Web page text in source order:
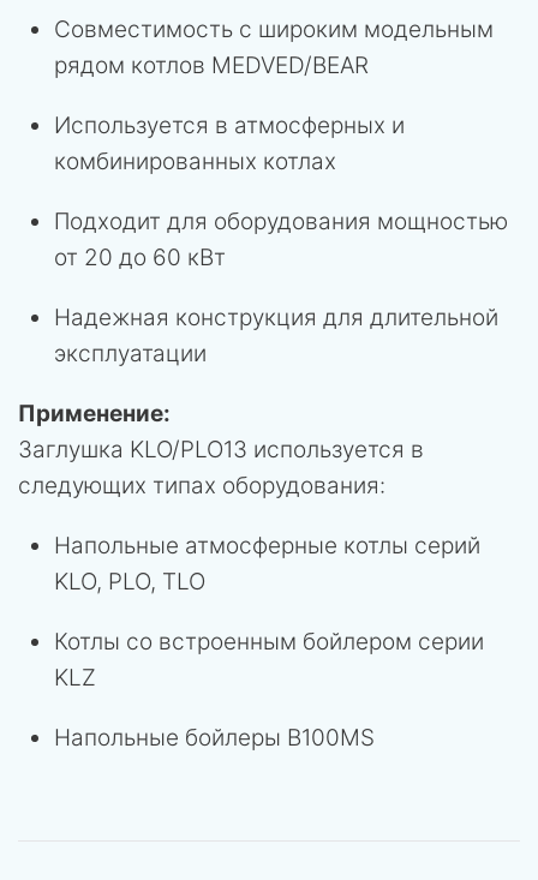
Совместимость с широким модельным
рядом котлов MEDVED/BEAR
Используется в атмосферных и
комбинированных котлах
Подходит для оборудования мощностью
от 20 до 60 кВт
Надежная конструкция для длительной
эксплуатации
Применение:
Заглушка KLO/PLO13 используется в
следующих типах оборудования:
Напольные атмосферные котлы серий
KLO, PLO, TLO
Котлы со встроенным бойлером серии
KLZ
Напольные бойлеры B100MS